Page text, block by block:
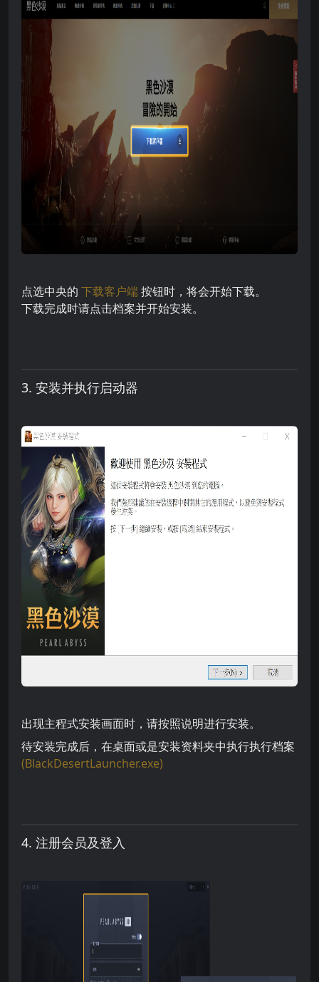
点选中央的 下载客户端 按钮时，将会开始下载。
下载完成时请点击档案并开始安装。
3. 安装并执行启动器
出现主程式安装画面时，请按照说明进行安装。
待安装完成后，在桌面或是安装资料夹中执行执行档案
(BlackDesertLauncher.exe)
4. 注册会员及登入